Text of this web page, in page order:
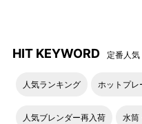
HIT KEYWORD 定番人
人気ランキング ホットプレ
人気ブレンダー再入荷 水筒